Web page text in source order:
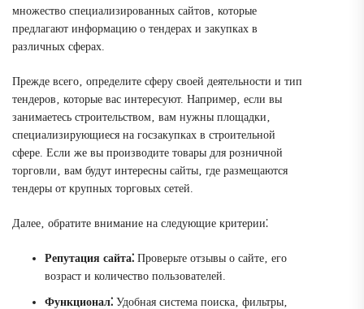
множество специализированных сайтов‚ которые
предлагают информацию о тендерах и закупках в
различных сферах.
Прежде всего‚ определите сферу своей деятельности и тип
тендеров‚ которые вас интересуют. Например‚ если вы
занимаетесь строительством‚ вам нужны площадки‚
специализирующиеся на госзакупках в строительной
сфере. Если же вы производите товары для розничной
торговли‚ вам будут интересны сайты‚ где размещаются
тендеры от крупных торговых сетей.
Далее‚ обратите внимание на следующие критерии⁚
Репутация сайта⁚ Проверьте отзывы о сайте‚ его
возраст и количество пользователей.
Функционал⁚ Удобная система поиска‚ фильтры‚